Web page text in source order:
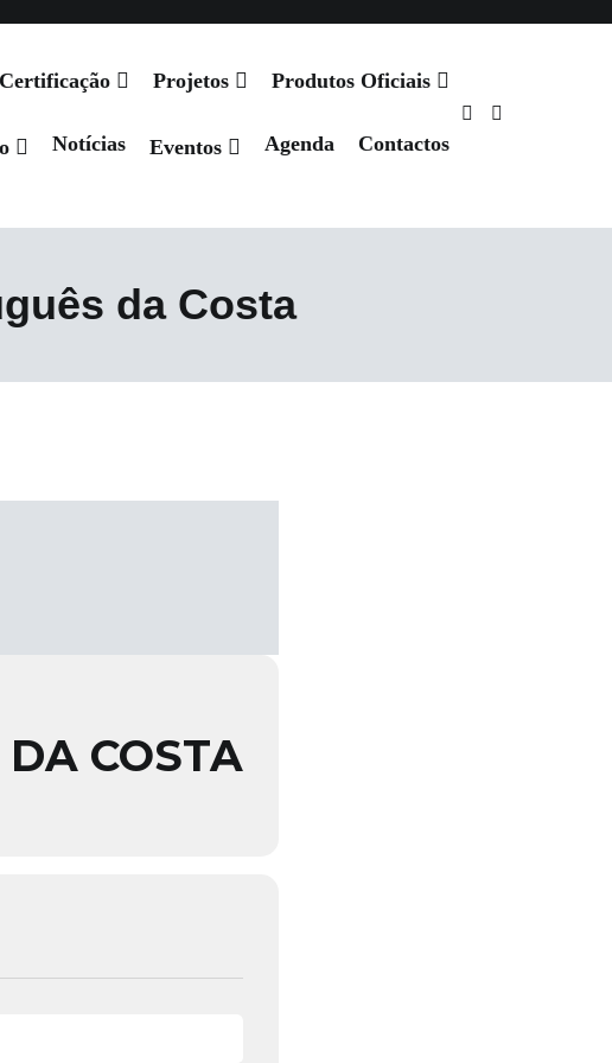
Certificação Projetos Produtos Oficiais
Notícias Eventos Agenda Contactos
da Costa
COSTA